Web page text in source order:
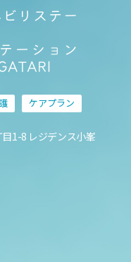
ケアプラン
1-8 レジデンス小峯